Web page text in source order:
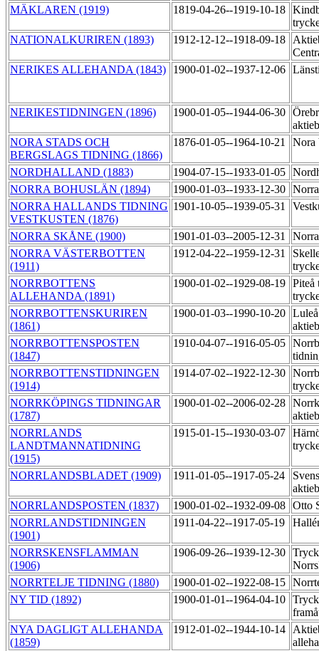
MÄKLAREN (1919)
1819-04-26--1919-10-18
NATIONALKURIREN (1893)
1912-12-12--1918-09-18
NERIKES ALLEHANDA (1843)
1900-01-02--1937-12-06
NERIKESTIDNINGEN (1896) 1900-01-05--1944-06-30
NORA STADS OCH
BERGSLAGS TIDNING (1866)
1876-01-05--1964-10-21 Nora
NORDHALLAND (1883) 1904-07-15--1933-01-05
NORRA BOHUSLÄN (1894)
1900-01-03--1933-12-30
NORRA HALLANDS TIDNING
VESTKUSTEN (1876)
1901-10-05--1939-05-31
NORRA SKÅNE (1900) 1901-01-03--2005-12-31
NORRA VÄSTERBOTTEN
(1911)
1912-04-22--1959-12-31
NORRBOTTENS
ALLEHANDA (1891)
1900-01-02--1929-08-19 Piteå
NORRBOTTENSKURIREN
(1861)
1900-01-03--1990-10-20
NORRBOTTENSPOSTEN
(1847)
1910-04-07--1916-05-05
NORRBOTTENSTIDNINGEN
(1914)
1914-07-02--1922-12-30
NORRKÖPINGS TIDNINGAR
(1787)
1900-01-02--2006-02-28
NORRLANDS
LANDTMANNATIDNING
(1915)
1915-01-15--1930-03-07
NORRLANDSBLADET (1909) 1911-01-05--1917-05-24
NORRLANDSPOSTEN (1837)
1900-01-02--1932-09-08 Otto
NORRLANDSTIDNINGEN
(1901)
1911-04-22--1917-05-19
NORRSKENSFLAMMAN
(1906)
1906-09-26--1939-12-30
NORRTELJE TIDNING (1880)
1900-01-02--1922-08-15
NY TID (1892)
1900-01-01--1964-04-10
NYA DAGLIGT ALLEHANDA
(1859)
1912-01-02--1944-10-14